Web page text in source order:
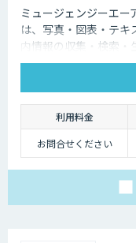
ミュージェンジーエー
は、写真・図表・テキ
内情報の収集・検索
種を問わず業務効率と
利用料金
お問合せください